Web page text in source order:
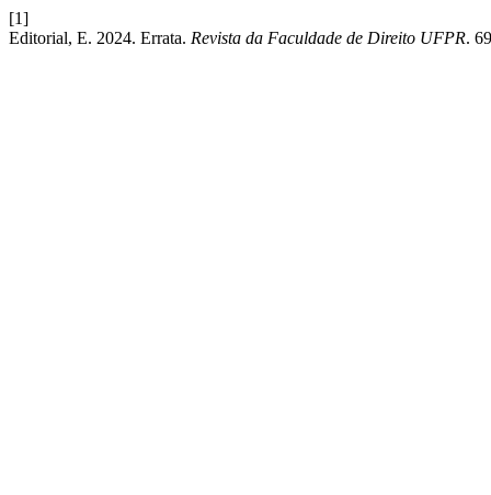
[1]
Editorial, E. 2024. Errata. Revista da Faculdade de Direito UFPR.